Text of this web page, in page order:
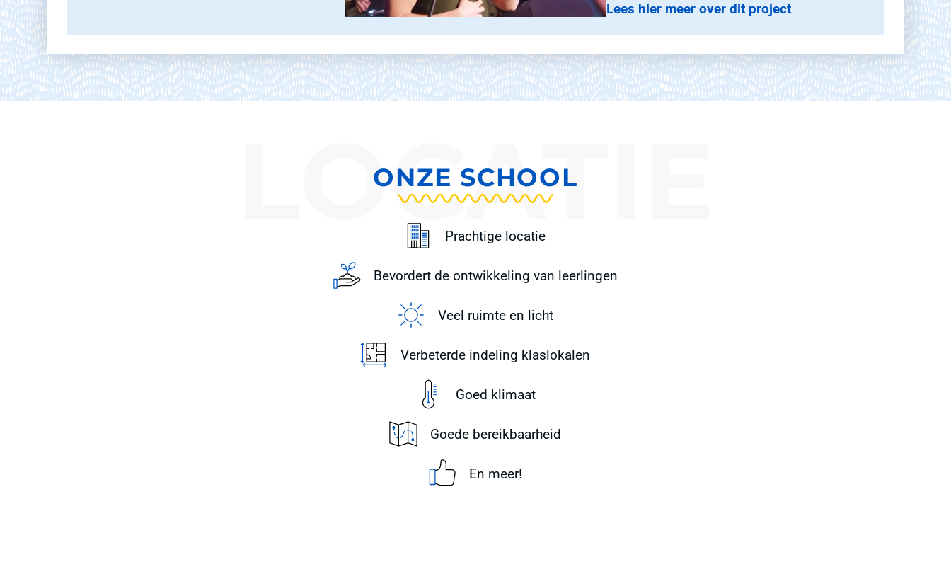
Lees hier meer over dit project
ONZE SCHOOL
Prachtige locatie
Bevordert de ontwikkeling van leerlingen
Veel ruimte en licht
Verbeterde indeling klaslokalen
Goed klimaat
Goede bereikbaarheid
En meer!